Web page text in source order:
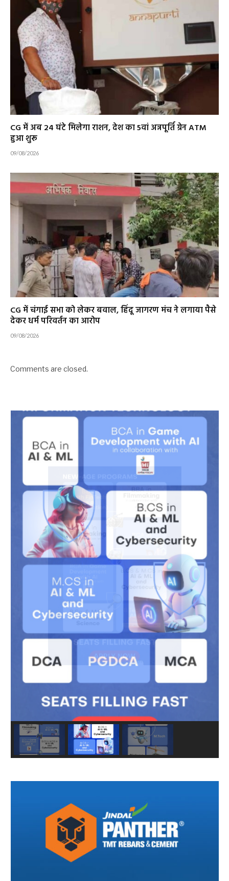
CG में अब 24 घंटे मिलेगा राशन, देश का 5वां अन्नपूर्ति ग्रेन ATM
हुआ शुरू
09/08/2026
CG में चंगाई सभा को लेकर बवाल, हिंदू जागरण मंच ने लगाया पैसे
देकर धर्म परिवर्तन का आरोप
09/08/2026
Comments are closed.